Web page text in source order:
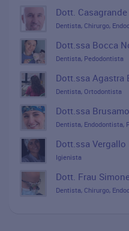
Dott.
Dentista, Chirurgo,
Dott.ssa Bocca
Dentista, Pedodontista
Dott.ssa Agastra
Dentista, Ortodontista
Dott.ssa
Dentista, Endodontista,
Dott.ssa Vergallo
Igienista
Dott. Frau Simone
Dentista, Chirurgo,